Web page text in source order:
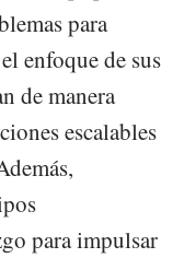
para
enfoque de sus
de manera
escalables
para impulsar